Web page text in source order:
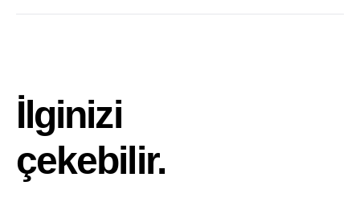
İlginizi
çekebilir.